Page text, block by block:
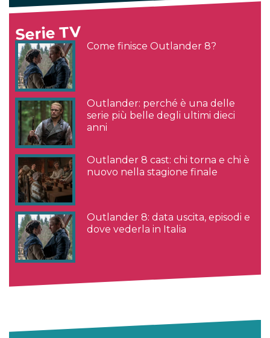
Serie TV
Come finisce Outlander 8?
Outlander: perché è una delle
serie più belle degli ultimi dieci
anni
Outlander 8 cast: chi torna e chi è
nuovo nella stagione finale
Outlander 8: data uscita, episodi e
dove vederla in Italia